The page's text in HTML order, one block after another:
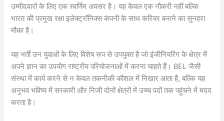
उम्मीदवारों के लिए एक स्वर्णिम अवसर है। यह केवल एक नौकरी नहीं बल्कि
भारत की प्रमुख रक्षा इलेक्ट्रॉनिक्स कंपनी के साथ करियर बनाने का सुनहरा
मौका है।
यह भर्ती उन युवाओं के लिए विशेष रूप से उपयुक्त है जो इंजीनियरिंग के क्षेत्र में
अपने ज्ञान का उपयोग राष्ट्रीय परियोजनाओं में करना चाहते हैं। BEL जैसी
संस्था में कार्य करने से न केवल तकनीकी कौशल में निखार आता है, बल्कि यह
अनुभव भविष्य में सरकारी और निजी दोनों क्षेत्रों में उच्च पदों तक पहुंचने में मदद
करता है।